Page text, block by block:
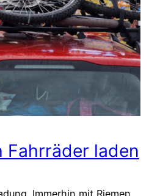
Fahrräder laden